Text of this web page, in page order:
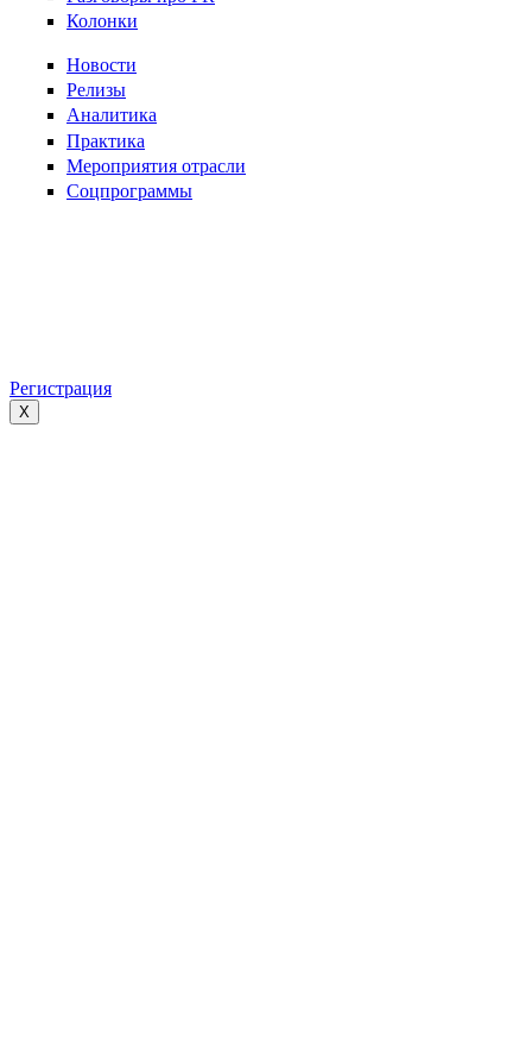
Колонки
Новости
Релизы
Аналитика
Практика
Мероприятия отрасли
Соцпрограммы
Регистрация
X